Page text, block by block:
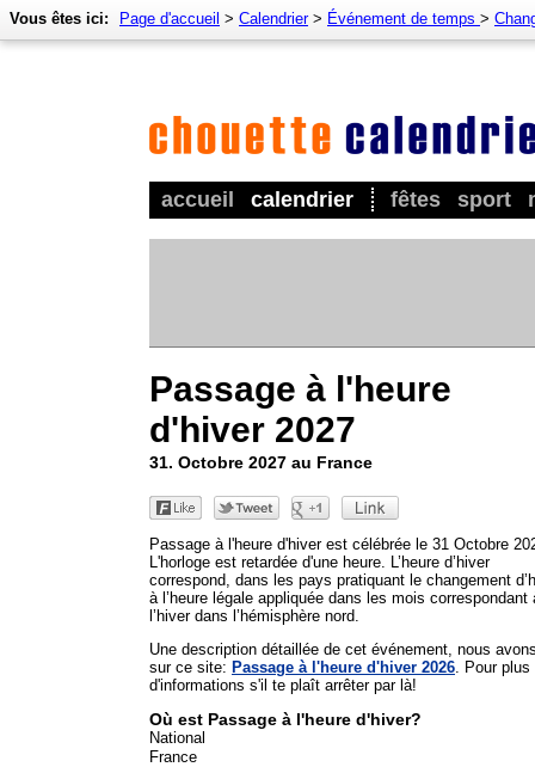
accueil calendrier fêtes sport
Vous êtes ici: Page d'accueil > Calendrier> Événement de temps >
Passage à l'heure
d'hiver 2027
31. Octobre 2027 au France
Passage à l'heure d'hiver est célébrée le 31 Octobre
L'horloge est retardée d'une heure. L’heure d’hiver
correspond, dans les pays pratiquant le changement
à l’heure légale appliquée dans les mois correspondant
l’hiver dans l’hémisphère nord.
Une description détaillée de cet événement, nous
sur ce site: Passage à l'heure d'hiver 2026 . Pour plus
d'informations s'il te plaît arrêter par là!
Où est Passage à l'heure d'hiver?
National
France